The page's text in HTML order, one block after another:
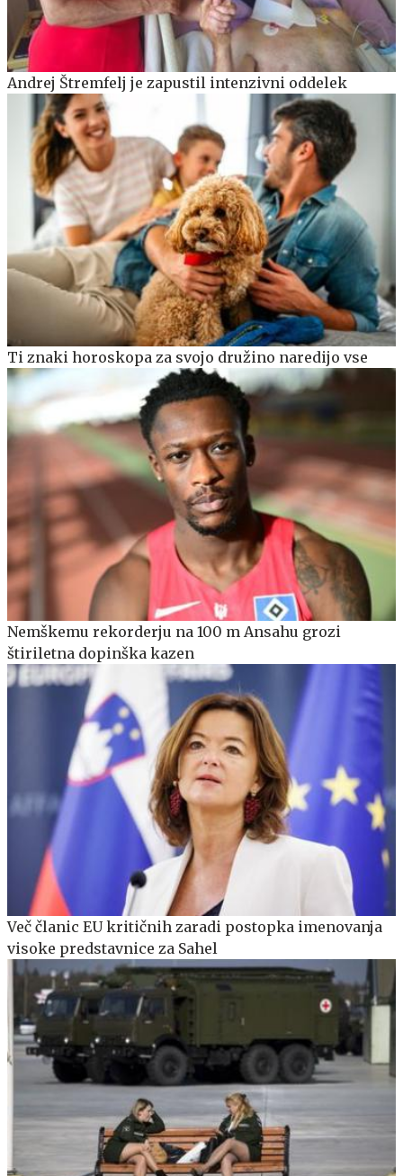
Andrej Štremfelj je zapustil intenzivni oddelek
Ti znaki horoskopa za svojo družino naredijo vse
Nemškemu rekorderju na 100 m Ansahu grozi
štiriletna dopinška kazen
Več članic EU kritičnih zaradi postopka imenovanja
visoke predstavnice za Sahel